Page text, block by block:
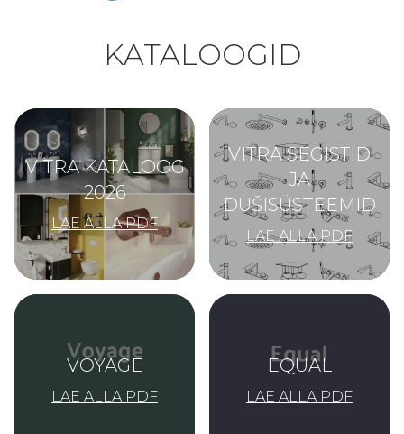
KATALOOGID
VITRA KATALOOG
2026
LAE ALLA PDF
VITRA SEGISTID
JA
DUŠISÜSTEEMID
LAE ALLA PDF
VOYAGE
LAE ALLA PDF
EQUAL
LAE ALLA PDF